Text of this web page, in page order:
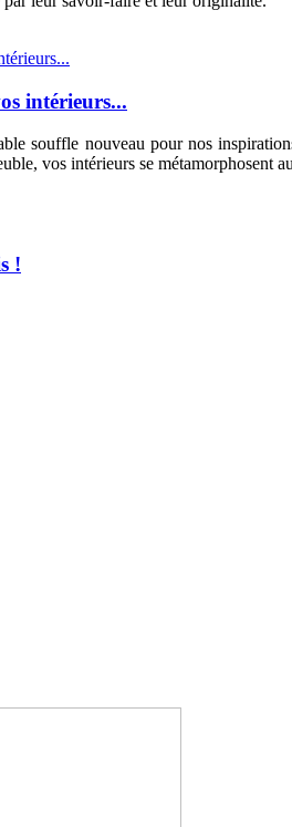
intérieurs...
souffle nouveau pour nos
vos intérieurs se métamorphosent
!